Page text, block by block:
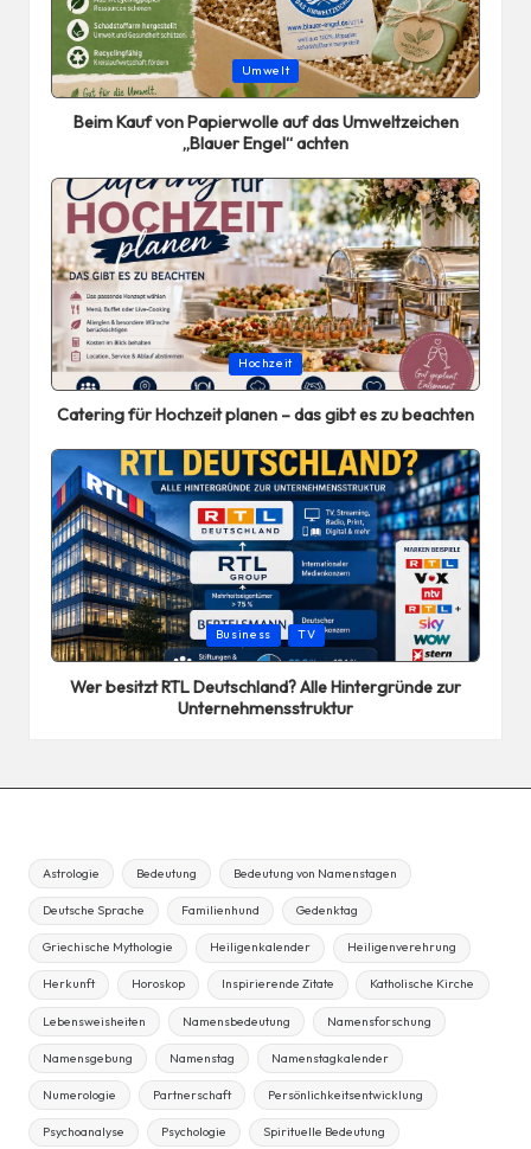
Posted
in
Umwelt
Beim Kauf von Papierwolle auf das Umweltzeichen
„Blauer Engel“ achten
Posted
in
Hochzeit
Catering für Hochzeit planen – das gibt es zu beachten
Posted
in
Business TV
Wer besitzt RTL Deutschland? Alle Hintergründe zur
Unternehmensstruktur
Astrologie Bedeutung Bedeutung von Namenstagen
Deutsche Sprache Familienhund Gedenktag
Griechische Mythologie Heiligenkalender Heiligenverehrung
Herkunft Horoskop Inspirierende Zitate Katholische Kirche
Lebensweisheiten Namensbedeutung Namensforschung
Namensgebung Namenstag Namenstagkalender
Numerologie Partnerschaft Persönlichkeitsentwicklung
Psychoanalyse Psychologie Spirituelle Bedeutung